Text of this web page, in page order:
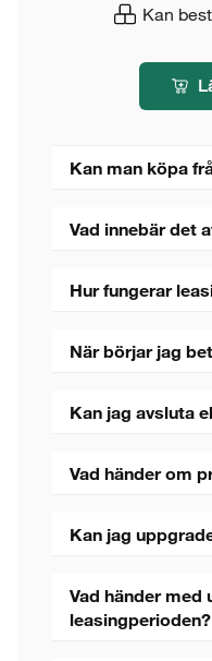
Kan
Kan man köpa
Vad innebär det
Hur fungerar
När börjar jag
Kan jag avsluta
Vad händer om
Kan jag
Vad händer med
leasingperioden?